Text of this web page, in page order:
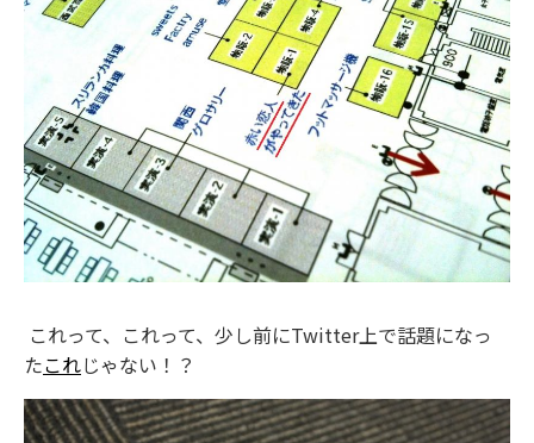
これって、これって、少し前にTwitter上で話題になっ
たこれじゃない！？